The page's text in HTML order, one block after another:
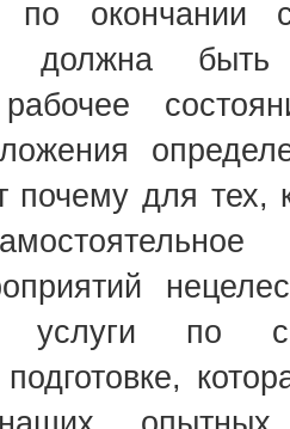
по окончании
должна
почему для тех,
услуги по